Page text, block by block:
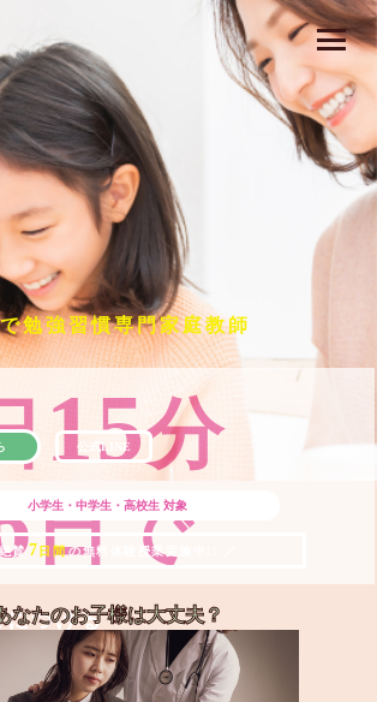
勉強習慣専門家庭教師
15分
日で
につける
小学生・中学生・高校生 対象
賛 7 日間の無料体験授業実施中!! ／
公式LINE
なたのお子様は大丈夫？